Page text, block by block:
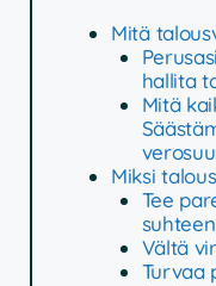
Mitä
hallita
Mitä
Miksi
Tee
suhteen
Vältä
Turvaa